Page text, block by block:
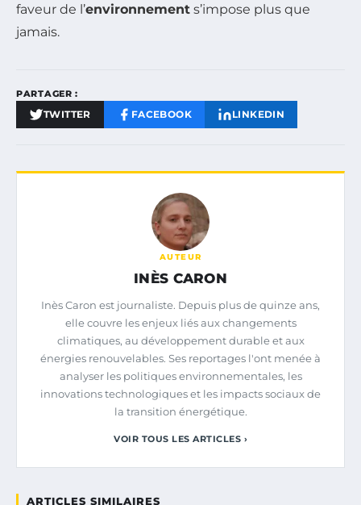
faveur de l’environnement s’impose plus que
jamais.
PARTAGER :
TWITTER FACEBOOK LINKEDIN
AUTEUR
INÈS CARON
Inès Caron est journaliste. Depuis plus de quinze ans,
elle couvre les enjeux liés aux changements
climatiques, au développement durable et aux
énergies renouvelables. Ses reportages l'ont menée à
analyser les politiques environnementales, les
innovations technologiques et les impacts sociaux de
la transition énergétique.
VOIR TOUS LES ARTICLES ›
ARTICLES SIMILAIRES